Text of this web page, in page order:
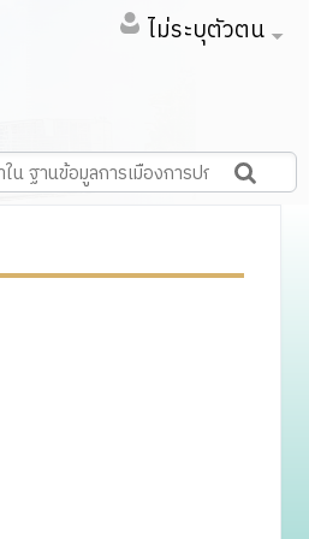
ไม่ระบุตัวตน